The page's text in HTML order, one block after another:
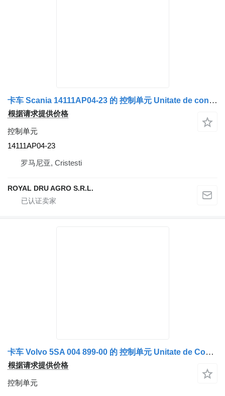
卡车 Scania 14111AP04-23 的 控制单元 Unitate de control 14111AP04-23
根据请求提供价格
控制单元
14111AP04-23
罗马尼亚, Cristesti
ROYAL DRU AGRO S.R.L.
卡车 Volvo 5SA 004 899-00 的 控制单元 Unitate de Control 1612890 24V Made in Germany
根据请求提供价格
控制单元